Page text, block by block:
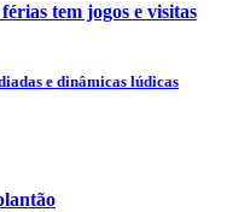
tem jogos e visitas
e dinâmicas lúdicas